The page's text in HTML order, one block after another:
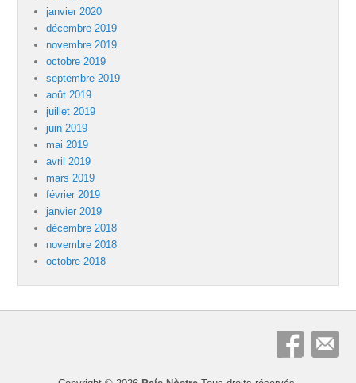
janvier 2020
décembre 2019
novembre 2019
octobre 2019
septembre 2019
août 2019
juillet 2019
juin 2019
mai 2019
avril 2019
mars 2019
février 2019
janvier 2019
décembre 2018
novembre 2018
octobre 2018